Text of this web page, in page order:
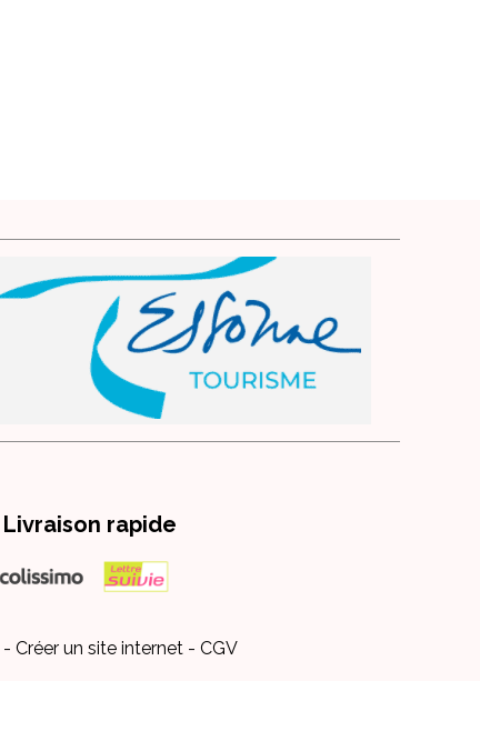
Livraison rapide
Créer un site internet CGV